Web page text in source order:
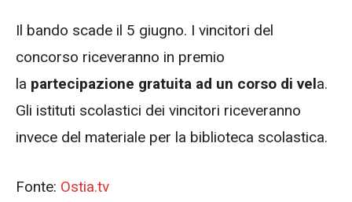
Il bando scade il 5 giugno. I vincitori del
concorso riceveranno in premio
la partecipazione gratuita ad un corso di vela.
Gli istituti scolastici dei vincitori riceveranno
invece del materiale per la biblioteca scolastica.
Fonte: Ostia.tv